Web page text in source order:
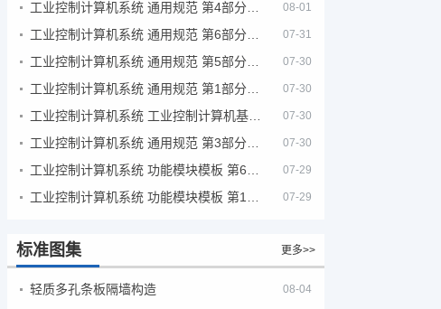
08-01
07-31
07-30
07-30
工业控制计算机系统 工业控制计算机基本平台 第2部分：性能评定方法 07-30
07-30
07-29
07-29
标准图集 更多>>
轻质多孔条板隔墙构造 08-04